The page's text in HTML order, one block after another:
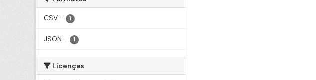
CSV - 1
JSON - 1
Licenças